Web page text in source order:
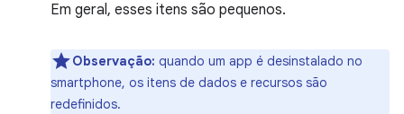
Em geral, esses itens são pequenos.
Observação: quando um app é desinstalado no
smartphone, os itens de dados e recursos são
redefinidos.